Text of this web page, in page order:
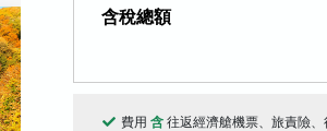
含稅總額
費用 含 往返經濟艙機票、旅責險、